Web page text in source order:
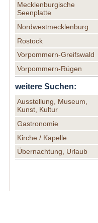
Mecklenburgische
Seenplatte
Nordwestmecklenburg
Rostock
Vorpommern-Greifswald
Vorpommern-Rügen
weitere Suchen:
Ausstellung, Museum,
Kunst, Kultur
Gastronomie
Kirche / Kapelle
Übernachtung, Urlaub